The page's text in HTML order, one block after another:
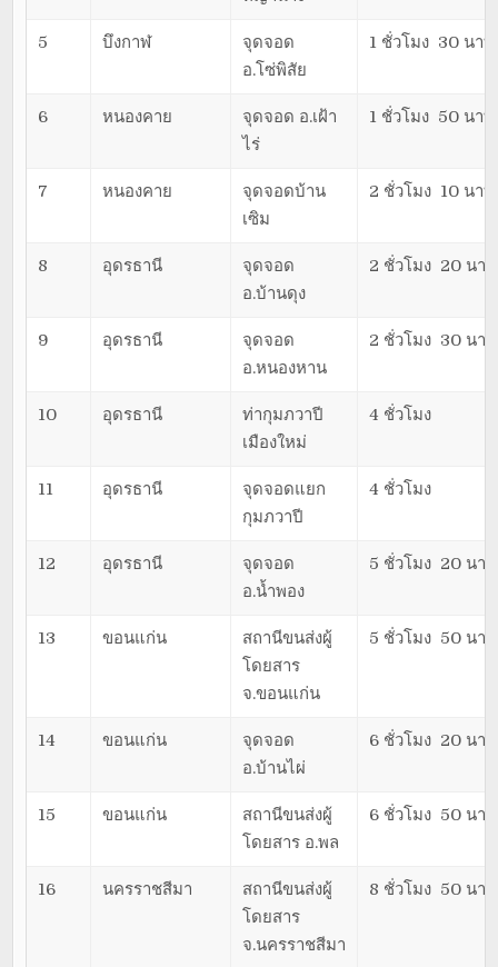
5 บึงกาฬ
จุดจอด
อ.โซ่พิสัย
1 ชั่วโมง 30 นาที
6 หนองคาย
จุดจอด อ.เฝ้า
ไร่
1 ชั่วโมง 50 นาที
7 หนองคาย
จุดจอดบ้าน
เซิม
2 ชั่วโมง 10 นาที
8 อุดรธานี
จุดจอด
อ.บ้านดุง
2 ชั่วโมง 20 นาที
9 อุดรธานี
จุดจอด
อ.หนองหาน
2 ชั่วโมง 30 นาที
10 อุดรธานี
ท่ากุมภวาปี
เมืองใหม่
4 ชั่วโมง
11 อุดรธานี
จุดจอดแยก
กุมภวาปี
4 ชั่วโมง
12 อุดรธานี
จุดจอด
อ.น้ำพอง
5 ชั่วโมง 20 นาที
13 ขอนแก่น
สถานีขนส่งผู้
โดยสาร
จ.ขอนแก่น
5 ชั่วโมง 50 นาที
14 ขอนแก่น
จุดจอด
อ.บ้านไผ่
6 ชั่วโมง 20 นาที
15 ขอนแก่น
สถานีขนส่งผู้
โดยสาร อ.พล
6 ชั่วโมง 50 นาที
16 นครราชสีมา
สถานีขนส่งผู้
โดยสาร
จ.นครราชสีมา
8 ชั่วโมง 50 นาที